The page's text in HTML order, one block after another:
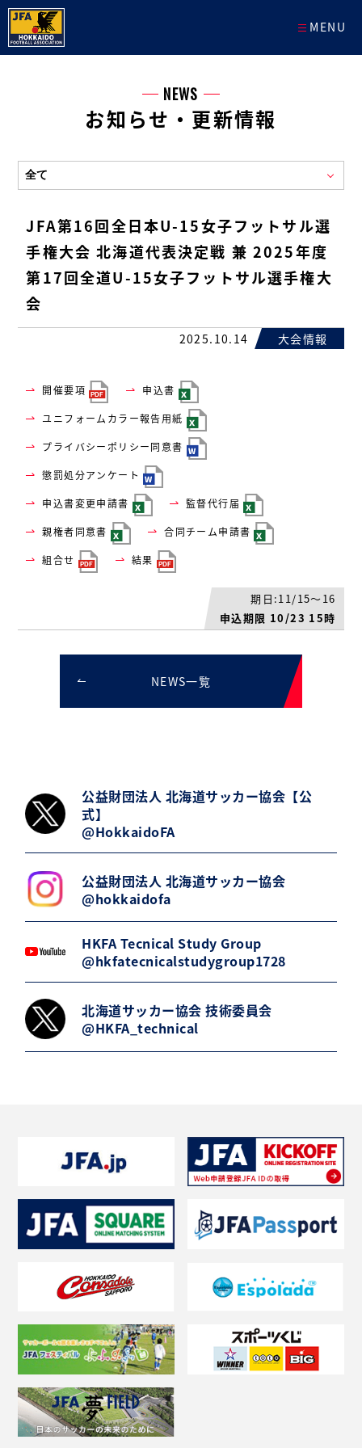
MENU
NEWS
お知らせ・更新情報
JFA第16回全日本U-15女子フットサル選
手権大会 北海道代表決定戦 兼 2025年度
第17回全道U-15女子フットサル選手権大
会
2025.10.14 大会情報
開催要項 申込書
ユニフォームカラー報告用紙
プライバシーポリシー同意書
懲罰処分アンケート
申込書変更申請書 監督代行届
親権者同意書 合同チーム申請書
組合せ 結果
期日:11/15～16
申込期限 10/23 15時
NEWS一覧
公益財団法人 北海道サッカー協会【公
式】
@HokkaidoFA
公益財団法人 北海道サッカー協会
@hokkaidofa
HKFA Tecnical Study Group
@hkfatecnicalstudygroup1728
北海道サッカー協会 技術委員会
@HKFA_technical